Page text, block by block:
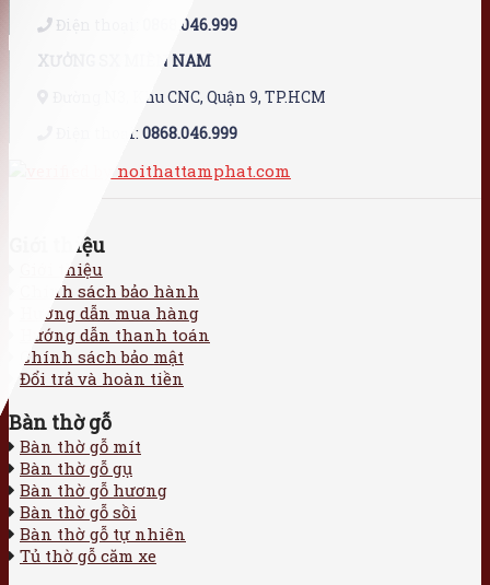
Điện thoại:
0868.046.999
XƯỞNG SX MIỀN NAM
Đường N3, Khu CNC, Quận 9, TP.HCM
Điện thoại: 0868.046.999
Giới thiệu
Giới thiệu
Chính sách bảo hành
Hướng dẫn mua hàng
Hướng dẫn thanh toán
Chính sách bảo mật
Đổi trả và hoàn tiền
Bàn thờ gỗ
Bàn thờ gỗ mít
Bàn thờ gỗ gụ
Bàn thờ gỗ hương
Bàn thờ gỗ sồi
Bàn thờ gỗ tự nhiên
Tủ thờ gỗ căm xe